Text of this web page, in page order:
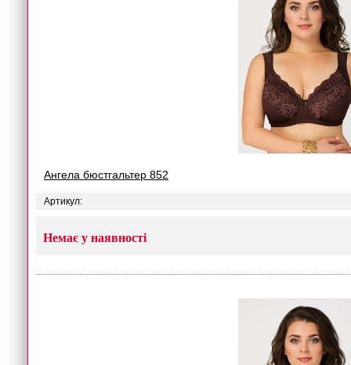
Ангела бюстгальтер 852
Артикул:
Немає у наявності